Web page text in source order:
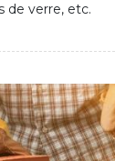
de verre, etc.